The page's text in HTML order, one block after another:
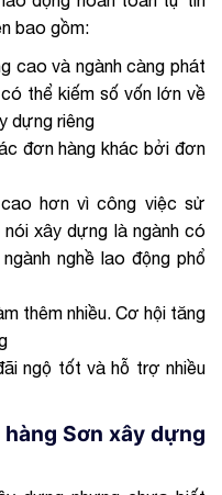
bao gồm:
cao và ngành càng phát
thể kiếm số vốn lớn về
dựng riêng
đơn hàng khác bởi đơn
hơn vì công việc sử
xây dựng là ngành có
nghề lao động phổ
thêm nhiều. Cơ hội tăng
ngộ tốt và hỗ trợ nhiều
Sơn xây dựng